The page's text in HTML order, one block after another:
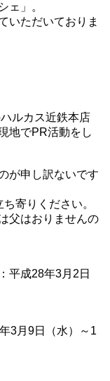
ェ」。
いただいておりま
ルカス近鉄本店
地でPR活動をし
が申し訳ないです
寄りください。
父はおりませんの
成28年3月2日
3月9日（水）～1